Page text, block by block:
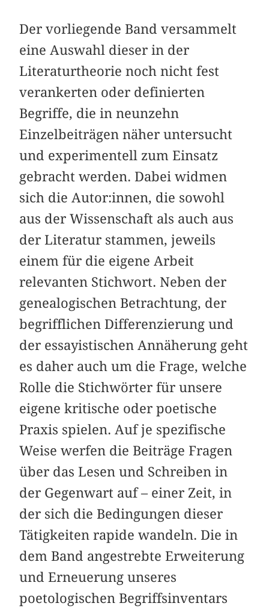
Der vorliegende Band versammelt
eine Auswahl dieser in der
Literaturtheorie noch nicht fest
verankerten oder definierten
Begriffe, die in neunzehn
Einzelbeiträgen näher untersucht
und experimentell zum Einsatz
gebracht werden. Dabei widmen
sich die Autor:innen, die sowohl
aus der Wissenschaft als auch aus
der Literatur stammen, jeweils
einem für die eigene Arbeit
relevanten Stichwort. Neben der
genealogischen Betrachtung, der
begrifflichen Differenzierung und
der essayistischen Annäherung geht
es daher auch um die Frage, welche
Rolle die Stichwörter für unsere
eigene kritische oder poetische
Praxis spielen. Auf je spezifische
Weise werfen die Beiträge Fragen
über das Lesen und Schreiben in
der Gegenwart auf – einer Zeit, in
der sich die Bedingungen dieser
Tätigkeiten rapide wandeln. Die in
dem Band angestrebte Erweiterung
und Erneuerung unseres
poetologischen Begriffsinventars